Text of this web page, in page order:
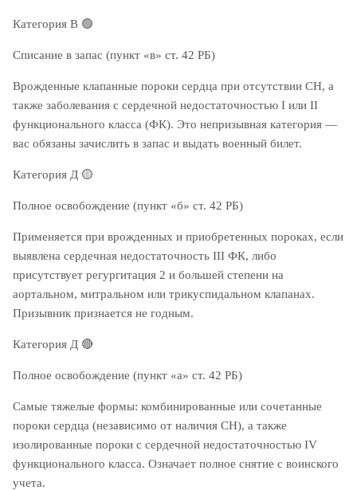
Категория В 🟢
Списание в запас (пункт «в» ст. 42 РБ)
Врожденные клапанные пороки сердца при отсутствии СН, а
также заболевания с сердечной недостаточностью I или II
функционального класса (ФК). Это непризывная категория —
вас обязаны зачислить в запас и выдать военный билет.
Категория Д 🟡
Полное освобождение (пункт «б» ст. 42 РБ)
Применяется при врожденных и приобретенных пороках, если
выявлена сердечная недостаточность III ФК, либо
присутствует регургитация 2 и большей степени на
аортальном, митральном или трикуспидальном клапанах.
Призывник признается не годным.
Категория Д 🔴
Полное освобождение (пункт «а» ст. 42 РБ)
Самые тяжелые формы: комбинированные или сочетанные
пороки сердца (независимо от наличия СН), а также
изолированные пороки с сердечной недостаточностью IV
функционального класса. Означает полное снятие с воинского
учета.